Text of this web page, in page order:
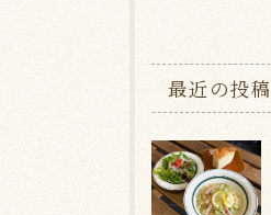
最近の投稿